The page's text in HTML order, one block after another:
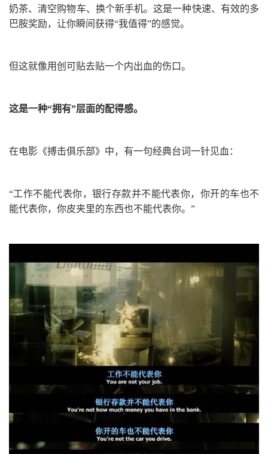
奶茶、清空购物车、换个新手机。这是一种快速、有效的多
巴胺奖励，让你瞬间获得“我值得”的感觉。
但这就像用创可贴去贴一个内出血的伤口。
这是一种“拥有”层面的配得感。
在电影《搏击俱乐部》中，有一句经典台词一针见血：
“工作不能代表你，银行存款并不能代表你，你开的车也不
能代表你，你皮夹里的东西也不能代表你。”